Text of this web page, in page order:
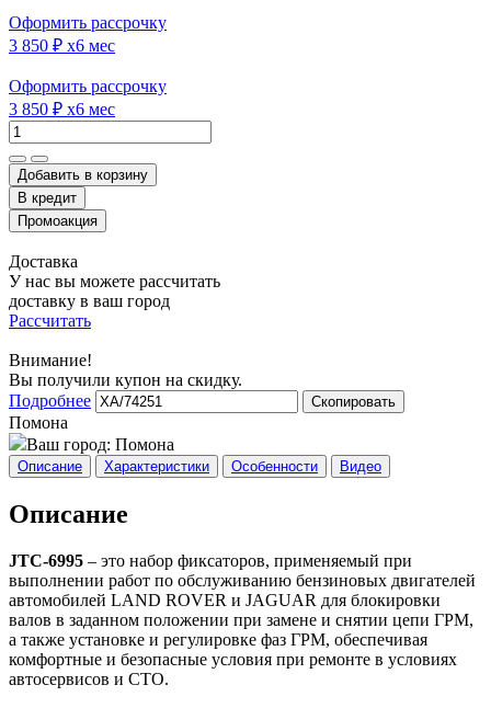
Оформить рассрочку
3 850 ₽ x6 мес
Оформить рассрочку
3 850 ₽ x6 мес
Добавить в корзину
Доставка
У нас вы можете рассчитать
доставку в ваш город
Рассчитать
Внимание!
Вы получили купон на скидку.
Подробнее
Скопировать
Помона
Ваш город: Помона
Описание Характеристики Особенности Видео
Описание
JTC-6995 – это набор фиксаторов, применяемый при
выполнении работ по обслуживанию бензиновых двигателей
автомобилей LAND ROVER и JAGUAR для блокировки
валов в заданном положении при замене и снятии цепи ГРМ,
а также установке и регулировке фаз ГРМ, обеспечивая
комфортные и безопасные условия при ремонте в условиях
автосервисов и СТО.